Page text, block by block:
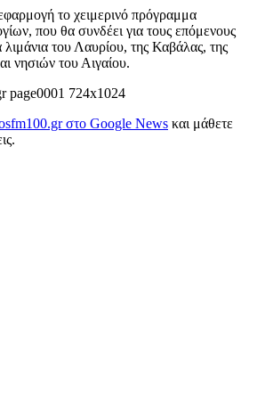
το χειμερινό πρόγραμμα
που θα συνδέει για τους επόμενους
του Λαυρίου, της Καβάλας, της
νησιών του Αιγαίου.
στο Google News και μάθετε